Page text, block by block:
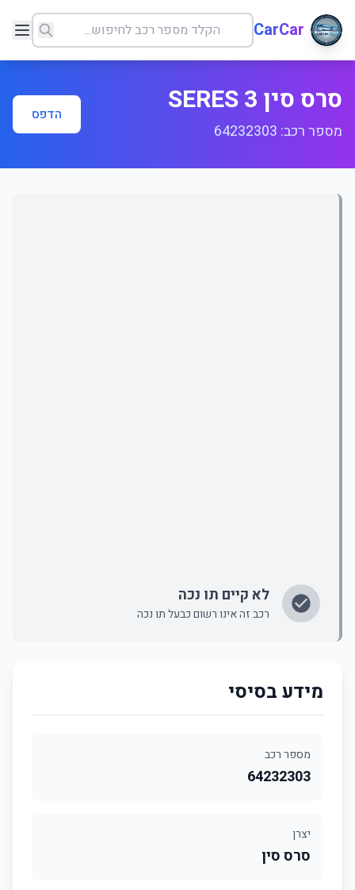
CarCar
סרס סין SERES 3
מספר רכב: 64232303
הדפס
לא קיים תו נכה
רכב זה אינו רשום כבעל תו נכה
מידע בסיסי
מספר רכב
64232303
יצרן
סרס סין